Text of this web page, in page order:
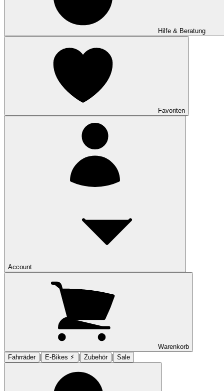
Hilfe & Beratung
Favoriten
Account
Warenkorb
Fahrräder | E-Bikes ⚡︎ | Zubehör | Sale